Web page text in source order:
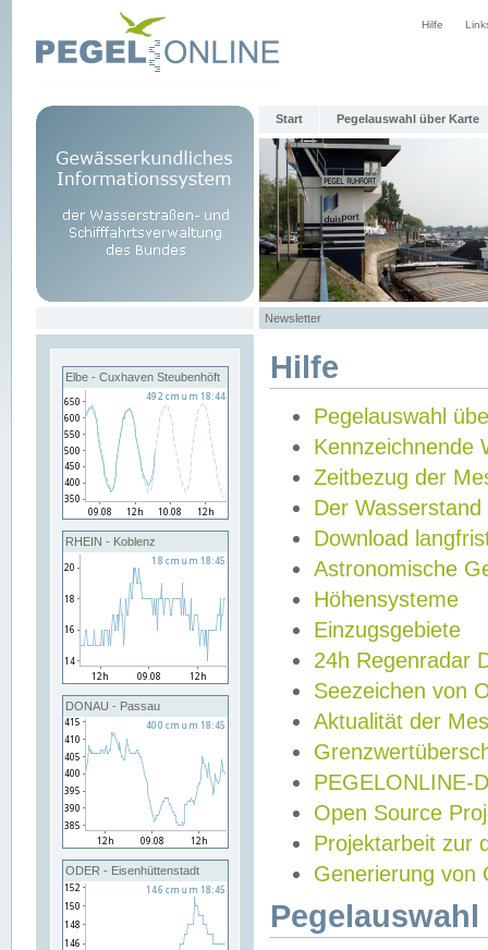
Hilfe
Start Pegelauswahl über Karte
Newsletter
Elbe - Cuxhaven Steubenhöft
RHEIN - Koblenz
DONAU - Passau
ODER - Eisenhüttenstadt
Hilfe
Pegelauswahl
Kennzeichnende
Zeitbezug der
Der Wasserstand
Download
Astronomische
Höhensysteme
Einzugsgebiete
24h Regenradar
Seezeichen von
Aktualität der
PEGELONLINE-
Open Source
Projektarbeit zur
Generierung von